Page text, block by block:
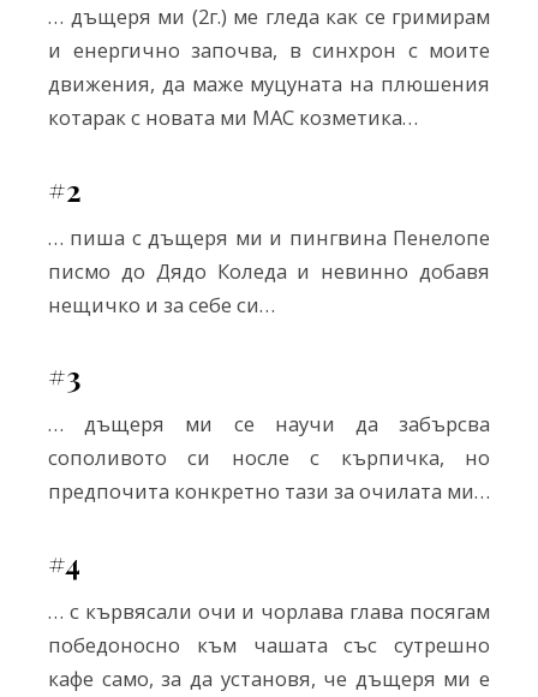
… дъщеря ми (2г.) ме гледа как се гримирам
и енергично започва, в синхрон с моите
движения, да маже муцуната на плюшения
котарак с новата ми MAC козметика…
#2
… пиша с дъщеря ми и пингвина Пенелопе
писмо до Дядо Коледа и невинно добавя
нещичко и за себе си…
#3
… дъщеря ми се научи да забърсва
сополивото си носле с кърпичка, но
предпочита конкретно тази за очилата ми…
#4
… с кървясали очи и чорлава глава посягам
победоносно към чашата със сутрешно
кафе само, за да установя, че дъщеря ми е